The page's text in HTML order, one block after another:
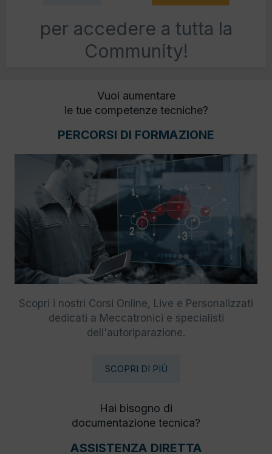
per accedere a tutta la
Community!
Vuoi aumentare
le tue competenze tecniche?
PERCORSI DI FORMAZIONE
Scopri i nostri Corsi Online, Live e Personalizzati
dedicati a Meccatronici e specialisti
dell'autoriparazione.
SCOPRI DI PIÙ
Hai bisogno di
documentazione tecnica?
ASSISTENZA DIRETTA